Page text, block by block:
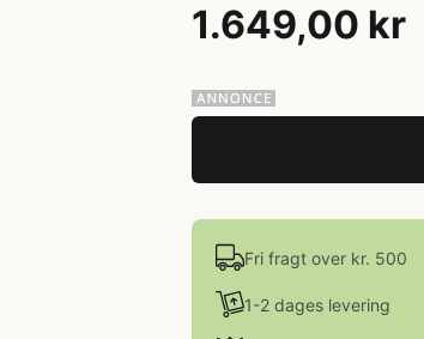
1.649,00 kr
Fri fragt over kr. 500
1-2 dages levering